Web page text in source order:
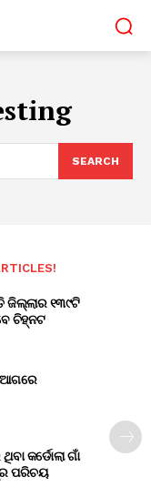
SEARCH
ଜିଲ୍ଲାର ୧୩୯ଟି
ଚିହ୍ନଟ
ଆଗରେ
କର୍ଡୋଲା ଗାଁ
ପରିଚୟ